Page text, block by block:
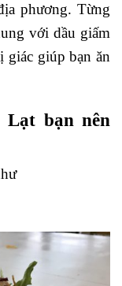
phương. Từng
với dầu giấm
giác giúp bạn ăn
Lạt bạn nên